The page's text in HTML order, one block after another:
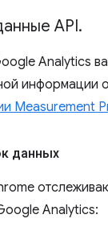
API.
Analytics
информации
Measurement
данных
Analytics: